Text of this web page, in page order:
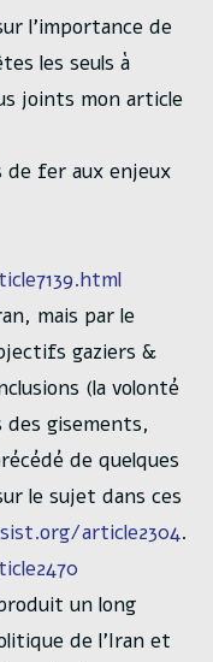
l’importance de
les seuls à
joints mon article
de fer aux enjeux
mais par le
gaziers &
(la volonté
des gisements,
de quelques
le sujet dans ces
article2304.
un long
de l’Iran et